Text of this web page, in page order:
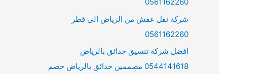
شركة نقل عفش من الرياض الى قطر
0561162260
افضل شركة تنسيق حدائق بالرياض
0544141618 مصممين حدائق بالرياض خصم